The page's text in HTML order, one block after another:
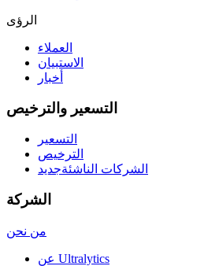
الرؤى
العملاء
الاستبيان
أخبار
التسعير والترخيص
التسعير
الترخيص
الشركات الناشئةجديد
الشركة
من نحن
عن Ultralytics